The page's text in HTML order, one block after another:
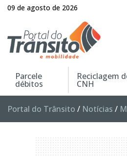
09 de agosto de 2026
Parcele
débitos
Reciclagem
CNH
Portal do Trânsito / Notícias /